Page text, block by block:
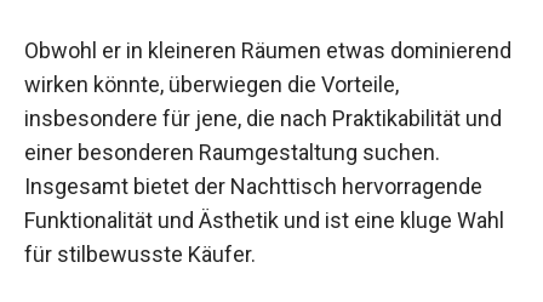
Obwohl er in kleineren Räumen etwas dominierend
wirken könnte, überwiegen die Vorteile,
insbesondere für jene, die nach Praktikabilität und
einer besonderen Raumgestaltung suchen.
Insgesamt bietet der Nachttisch hervorragende
Funktionalität und Ästhetik und ist eine kluge Wahl
für stilbewusste Käufer.